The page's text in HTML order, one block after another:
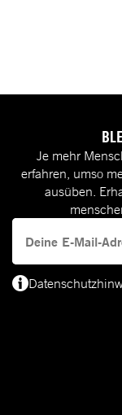
Je mehr
erfahren, umso
ausüben.